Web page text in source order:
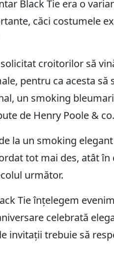
Black Tie era o
căci costumele
croitorilor să
pentru ca acesta
un smoking
de Henry Poole & co.
la un smoking
tot mai des, atât
următor.
Tie înțelegem
celebrată
invitații trebuie să